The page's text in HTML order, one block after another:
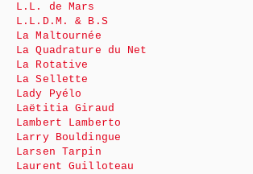
L.L. de Mars
L.L.D.M. & B.S
La Maltournée
La Quadrature du Net
La Rotative
La Sellette
Lady Pyélo
Laëtitia Giraud
Lambert Lamberto
Larry Bouldingue
Larsen Tarpin
Laurent Guilloteau